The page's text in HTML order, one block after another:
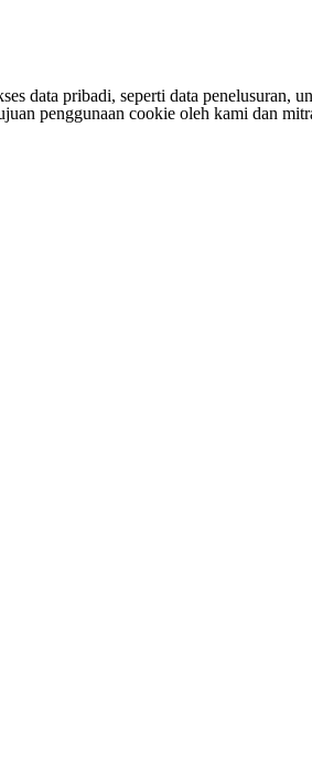
data pribadi, seperti data penelusuran,
penggunaan cookie oleh kami dan